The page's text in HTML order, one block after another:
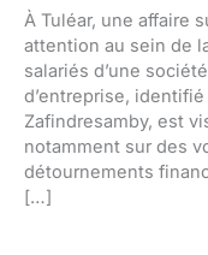
À Tuléar, une affaire
attention au sein de
salariés d’une
d’entreprise,
Zafindresamby, est
notamment sur des
détournements
[…]